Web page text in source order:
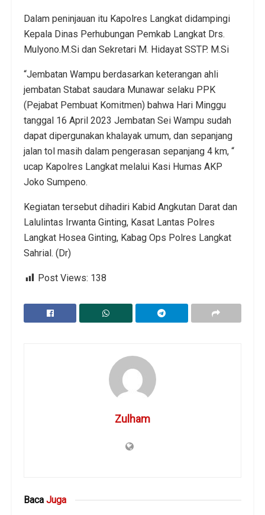
Dalam peninjauan itu Kapolres Langkat didampingi
Kepala Dinas Perhubungan Pemkab Langkat Drs.
Mulyono.M.Si dan Sekretari M. Hidayat SSTP. M.Si
“Jembatan Wampu berdasarkan keterangan ahli
jembatan Stabat saudara Munawar selaku PPK
(Pejabat Pembuat Komitmen) bahwa Hari Minggu
tanggal 16 April 2023 Jembatan Sei Wampu sudah
dapat dipergunakan khalayak umum, dan sepanjang
jalan tol masih dalam pengerasan sepanjang 4 km, “
ucap Kapolres Langkat melalui Kasi Humas AKP
Joko Sumpeno.
Kegiatan tersebut dihadiri Kabid Angkutan Darat dan
Lalulintas Irwanta Ginting, Kasat Lantas Polres
Langkat Hosea Ginting, Kabag Ops Polres Langkat
Sahrial. (Dr)
Post Views: 138
Zulham
Baca Juga